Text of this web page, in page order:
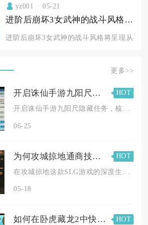
yz001 05-21
进阶后崩坏3女武神的战斗风格是否会有所改变
进阶后崩坏3女武神的战斗风格将呈现从机
更多>>
开启诛仙手游九阳尺隐藏任务的要求是什么
HOT
06-25
为何攻城掠地通商技巧被认为是必备技能
HOT
05-18
如何在卧虎藏龙2中快速打通金币副本
HOT